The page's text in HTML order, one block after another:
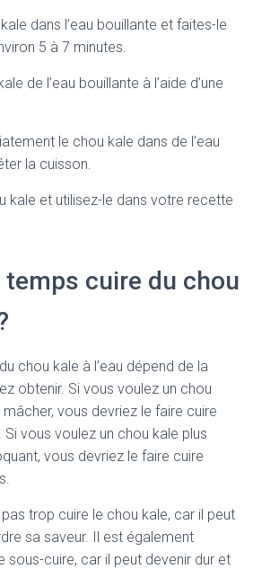
dans l’eau bouillante et faites-le
5 à 7 minutes.
de l’eau bouillante à l’aide d’une
le chou kale dans de l’eau
la cuisson.
kale et utilisez-le dans votre recette
temps cuire du chou
chou kale à l’eau dépend de la
obtenir. Si vous voulez un chou
vous devriez le faire cuire
vous voulez un chou kale plus
vous devriez le faire cuire
trop cuire le chou kale, car il peut
sa saveur. Il est également
sous-cuire, car il peut devenir dur et